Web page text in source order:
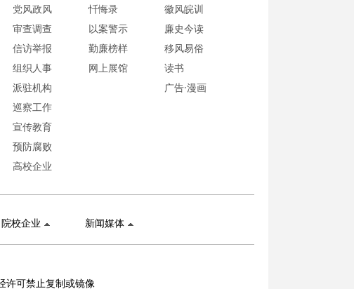
党风政风
审查调查
信访举报
组织人事
派驻机构
巡察工作
宣传教育
预防腐败
高校企业
忏悔录
以案警示
勤廉榜样
网上展馆
徽风皖训
廉史今读
移风易俗
读书
广告·漫画
院校企业 新闻媒体
可禁止复制或镜像